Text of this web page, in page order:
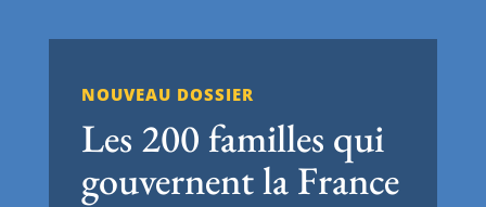
NOUVEAU DOSSIER
Les 200 familles qui
gouvernent la France